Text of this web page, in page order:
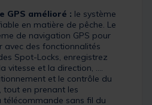
GPS amélioré : le système
en matière de pêche. Le
de navigation GPS pour
avec des fonctionnalités
Spot-Locks, enregistrez
vitesse et la direction, ....
et le contrôle du
en prenant les
sans fil du